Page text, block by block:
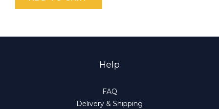
Help
FAQ
Delivery & Shipping